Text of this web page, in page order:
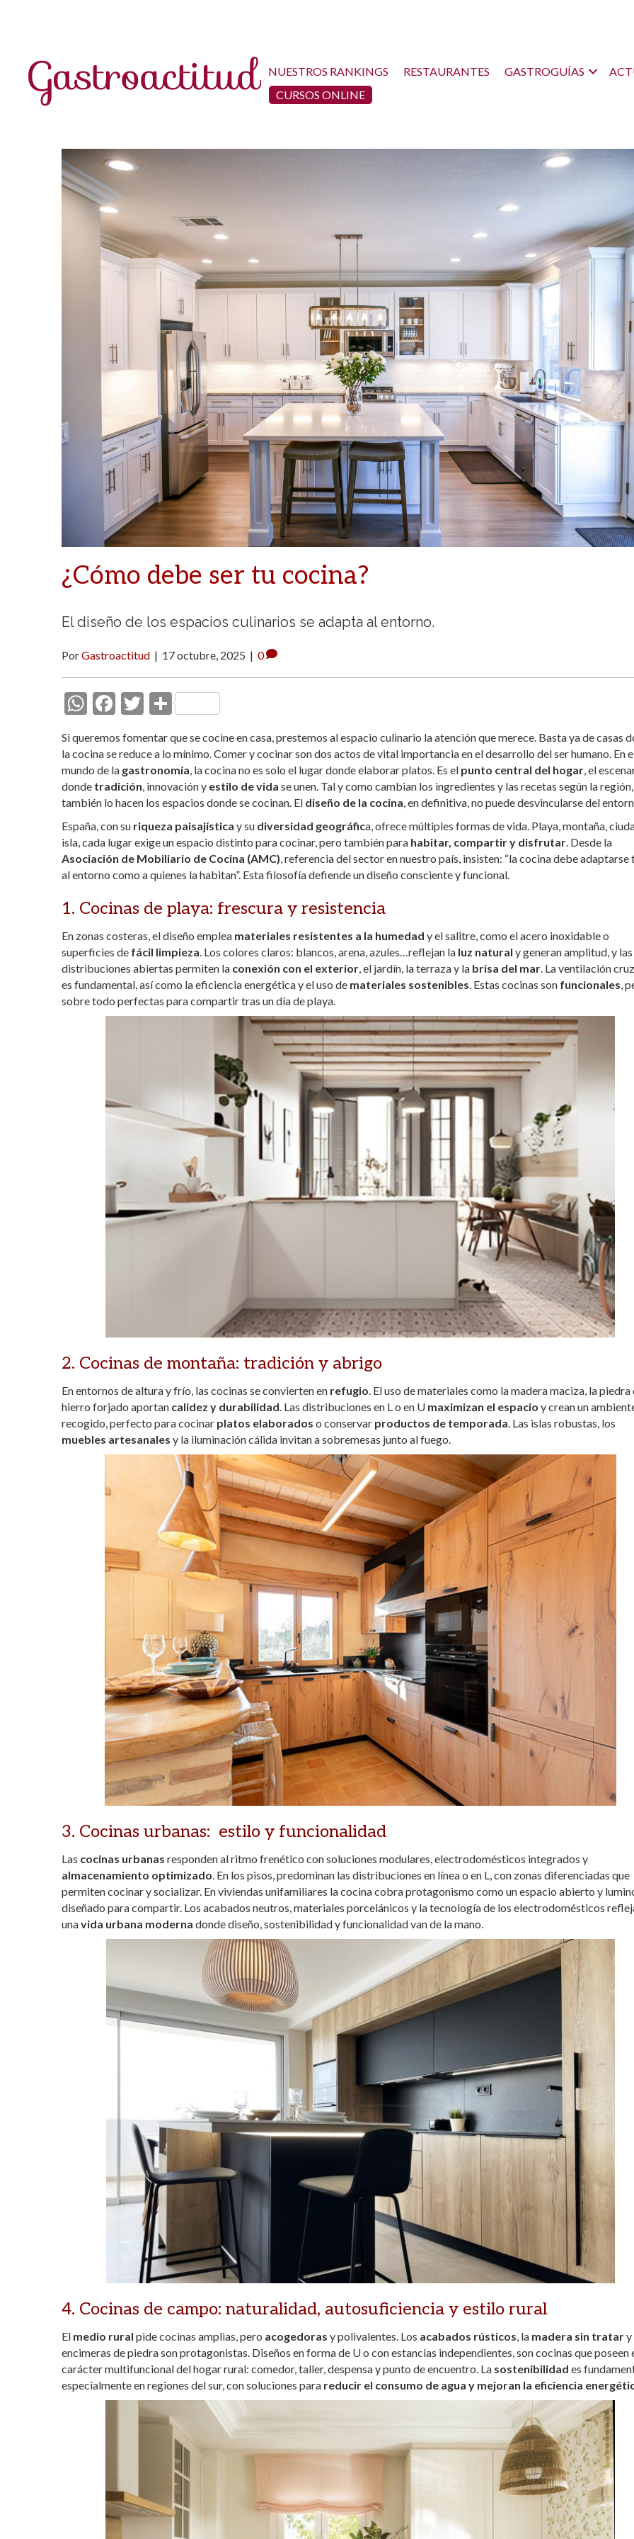
NUESTROS RANKINGS RESTAURANTES GASTROGUÍAS
CURSOS ONLINE
¿Cómo debe ser tu cocina?
El diseño de los espacios culinarios se adapta al entorno.
PorGastroactitud | 17 octubre, 2025 | 0
W
at
s
A
p
p
F
e
b
o
k
T
itt
er
C
m
p
ar
ti
r
Si queremos fomentar que se cocine en casa, prestemos al espacio culinario la atención que merece. Basta ya de casas
la cocina se reduce a lo mínimo. Comer y cocinar son dos actos de vital importancia en el desarrollo del ser humano. En
mundo de la gastronomía, la cocina no es solo el lugar donde elaborar platos. Es el punto central del hogar, el
donde tradición, innovación y estilo de vida se unen. Tal y como cambian los ingredientes y las recetas según la región,
también lo hacen los espacios donde se cocinan. El diseño de la cocina, en definitiva, no puede desvincularse del
España, con su riqueza paisajística y su diversidad geográfica, ofrece múltiples formas de vida. Playa, montaña,
isla, cada lugar exige un espacio distinto para cocinar, pero también para habitar, compartir y disfrutar. Desde la
Asociación de Mobiliario de Cocina (AMC), referencia del sector en nuestro país, insisten: “la cocina debe adaptarse
al entorno como a quienes la habitan”. Esta filosofía defiende un diseño consciente y funcional.
1. Cocinas de playa: frescura y resistencia
En zonas costeras, el diseño emplea materiales resistentes a la humedad y el salitre, como el acero inoxidable o
superficies de fácil limpieza. Los colores claros: blancos, arena, azules…reflejan la luz natural y generan amplitud, y las
distribuciones abiertas permiten la conexión con el exterior, el jardín, la terraza y la brisa del mar. La ventilación
es fundamental, así como la eficiencia energética y el uso de materiales sostenibles. Estas cocinas son funcionales,
sobre todo perfectas para compartir tras un día de playa.
2. Cocinas de montaña: tradición y abrigo
En entornos de altura y frío, las cocinas se convierten en refugio. El uso de materiales como la madera maciza, la piedra
hierro forjado aportan calidez y durabilidad. Las distribuciones en L o en U maximizan el espacio y crean un
recogido, perfecto para cocinar platos elaborados o conservar productos de temporada. Las islas robustas, los
muebles artesanales y la iluminación cálida invitan a sobremesas junto al fuego.
3. Cocinas urbanas: estilo y funcionalidad
Las cocinas urbanas responden al ritmo frenético con soluciones modulares, electrodomésticos integrados y
almacenamiento optimizado. En los pisos, predominan las distribuciones en línea o en L, con zonas diferenciadas que
permiten cocinar y socializar. En viviendas unifamiliares la cocina cobra protagonismo como un espacio abierto y
diseñado para compartir. Los acabados neutros, materiales porcelánicos y la tecnología de los electrodomésticos
unavida urbana moderna donde diseño, sostenibilidad y funcionalidad van de la mano.
4. Cocinas de campo: naturalidad, autosuficiencia y estilo rural
El medio rural pide cocinas amplias, pero acogedoras y polivalentes. Los acabados rústicos, la madera sin tratary
encimeras de piedra son protagonistas. Diseños en forma de U o con estancias independientes, son cocinas que poseen
carácter multifuncional del hogar rural: comedor, taller, despensa y punto de encuentro. La sostenibilidad es
especialmente en regiones del sur, con soluciones para reducir el consumo de agua y mejoran la eficiencia